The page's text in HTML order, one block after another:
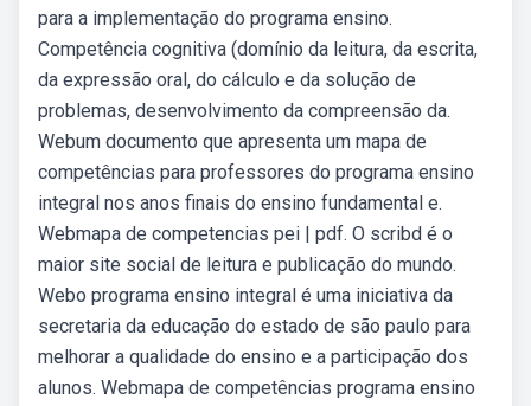
para a implementação do programa ensino.
Competência cognitiva (domínio da leitura, da escrita,
da expressão oral, do cálculo e da solução de
problemas, desenvolvimento da compreensão da.
Webum documento que apresenta um mapa de
competências para professores do programa ensino
integral nos anos finais do ensino fundamental e.
Webmapa de competencias pei | pdf. O scribd é o
maior site social de leitura e publicação do mundo.
Webo programa ensino integral é uma iniciativa da
secretaria da educação do estado de são paulo para
melhorar a qualidade do ensino e a participação dos
alunos. Webmapa de competências programa ensino